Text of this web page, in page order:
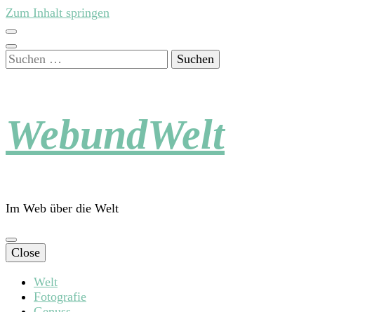
Zum Inhalt springen
Suchen
nach:
WebundWelt
Im Web über die Welt
Close
Welt
Fotografie